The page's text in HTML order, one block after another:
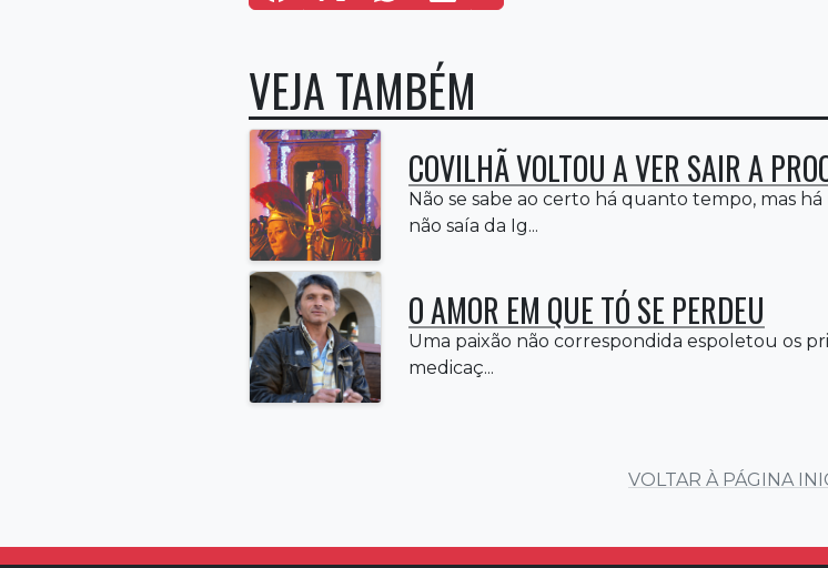
VEJA TAMBÉM
COVILHÃ VOLTOU A VER SAIR A
Não se sabe ao certo há quanto tempo, mas
não saía da Ig...
O AMOR EM QUE TÓ SE PERDEU
Uma paixão não correspondida espoletou os
medicaç...
VOLTAR À PÁGINA